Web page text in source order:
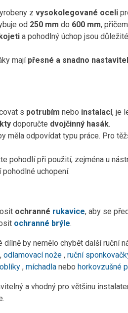
z vysokolegované oceli
od 250 mm do 600 mm,
a pohodlný úchop jsou
mají přesné a snadno
s potrubím nebo instalací, je
doporučte dvojčinný hasák.
měla odpovídat typu práce. Pro
pohodlí při použití, zejména u
pohodlné uchopení.
ochranné rukavice, aby se
ochranné brýle.
by nemělo chybět další ruční
, odlamovací nože , ruční
, míchadla nebo horkovzušné
a vhodný pro většinu